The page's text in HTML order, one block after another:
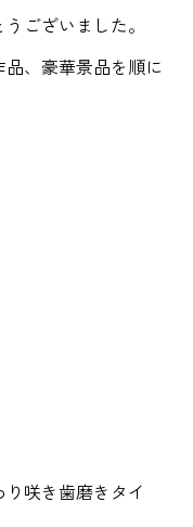
ございました。
、豪華景品を順に
り咲き歯磨きタイ